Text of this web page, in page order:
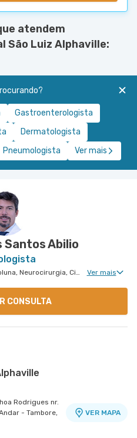
atendem
São Luiz Alphaville:
Gastroenterologista
Dermatologista
Pneumologista Ver mais
Santos Abilio
Neurologia Clinica, Ortopedia de Coluna, Neurocirurgia, Cirurgia de Coluna, Neurologia Vascular, Neurocirurgia Oncológica, Clínica da Dor Geral, Neurocirurgia de Coluna Ver mais
CONSULTA
Rodrigues nr.
- Tambore,
VER MAPA